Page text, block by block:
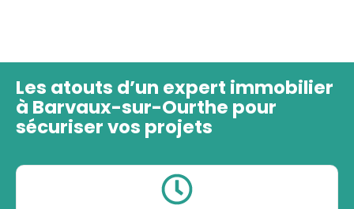
Les atouts d’un expert immobilier
à Barvaux-sur-Ourthe pour
sécuriser vos projets